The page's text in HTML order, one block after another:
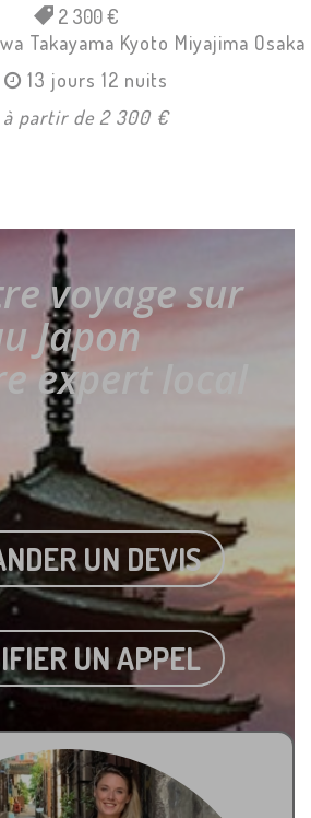
2 300 €
Takayama Kyoto Miyajima Osaka
13 jours 12 nuits
à partir de 2 300 €
voyage sur
Japon
expert local
UN DEVIS
UN APPEL